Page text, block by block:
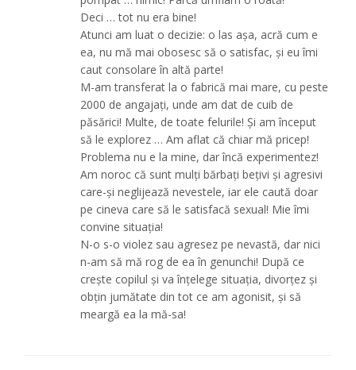
Deci … tot nu era bine!
Atunci am luat o decizie: o las așa, acră cum e
ea, nu mă mai obosesc să o satisfac, și eu îmi
caut consolare în altă parte!
M-am transferat la o fabrică mai mare, cu peste
2000 de angajați, unde am dat de cuib de
păsărici! Multe, de toate felurile! Și am început
să le explorez … Am aflat că chiar mă pricep!
Problema nu e la mine, dar încă experimentez!
Am noroc că sunt mulți bărbați bețivi și agresivi
care-și neglijează nevestele, iar ele caută doar
pe cineva care să le satisfacă sexual! Mie îmi
convine situația!
N-o s-o violez sau agresez pe nevastă, dar nici
n-am să mă rog de ea în genunchi! După ce
crește copilul și va înțelege situația, divorțez și
obțin jumătate din tot ce am agonisit, și să
meargă ea la mă-sa!